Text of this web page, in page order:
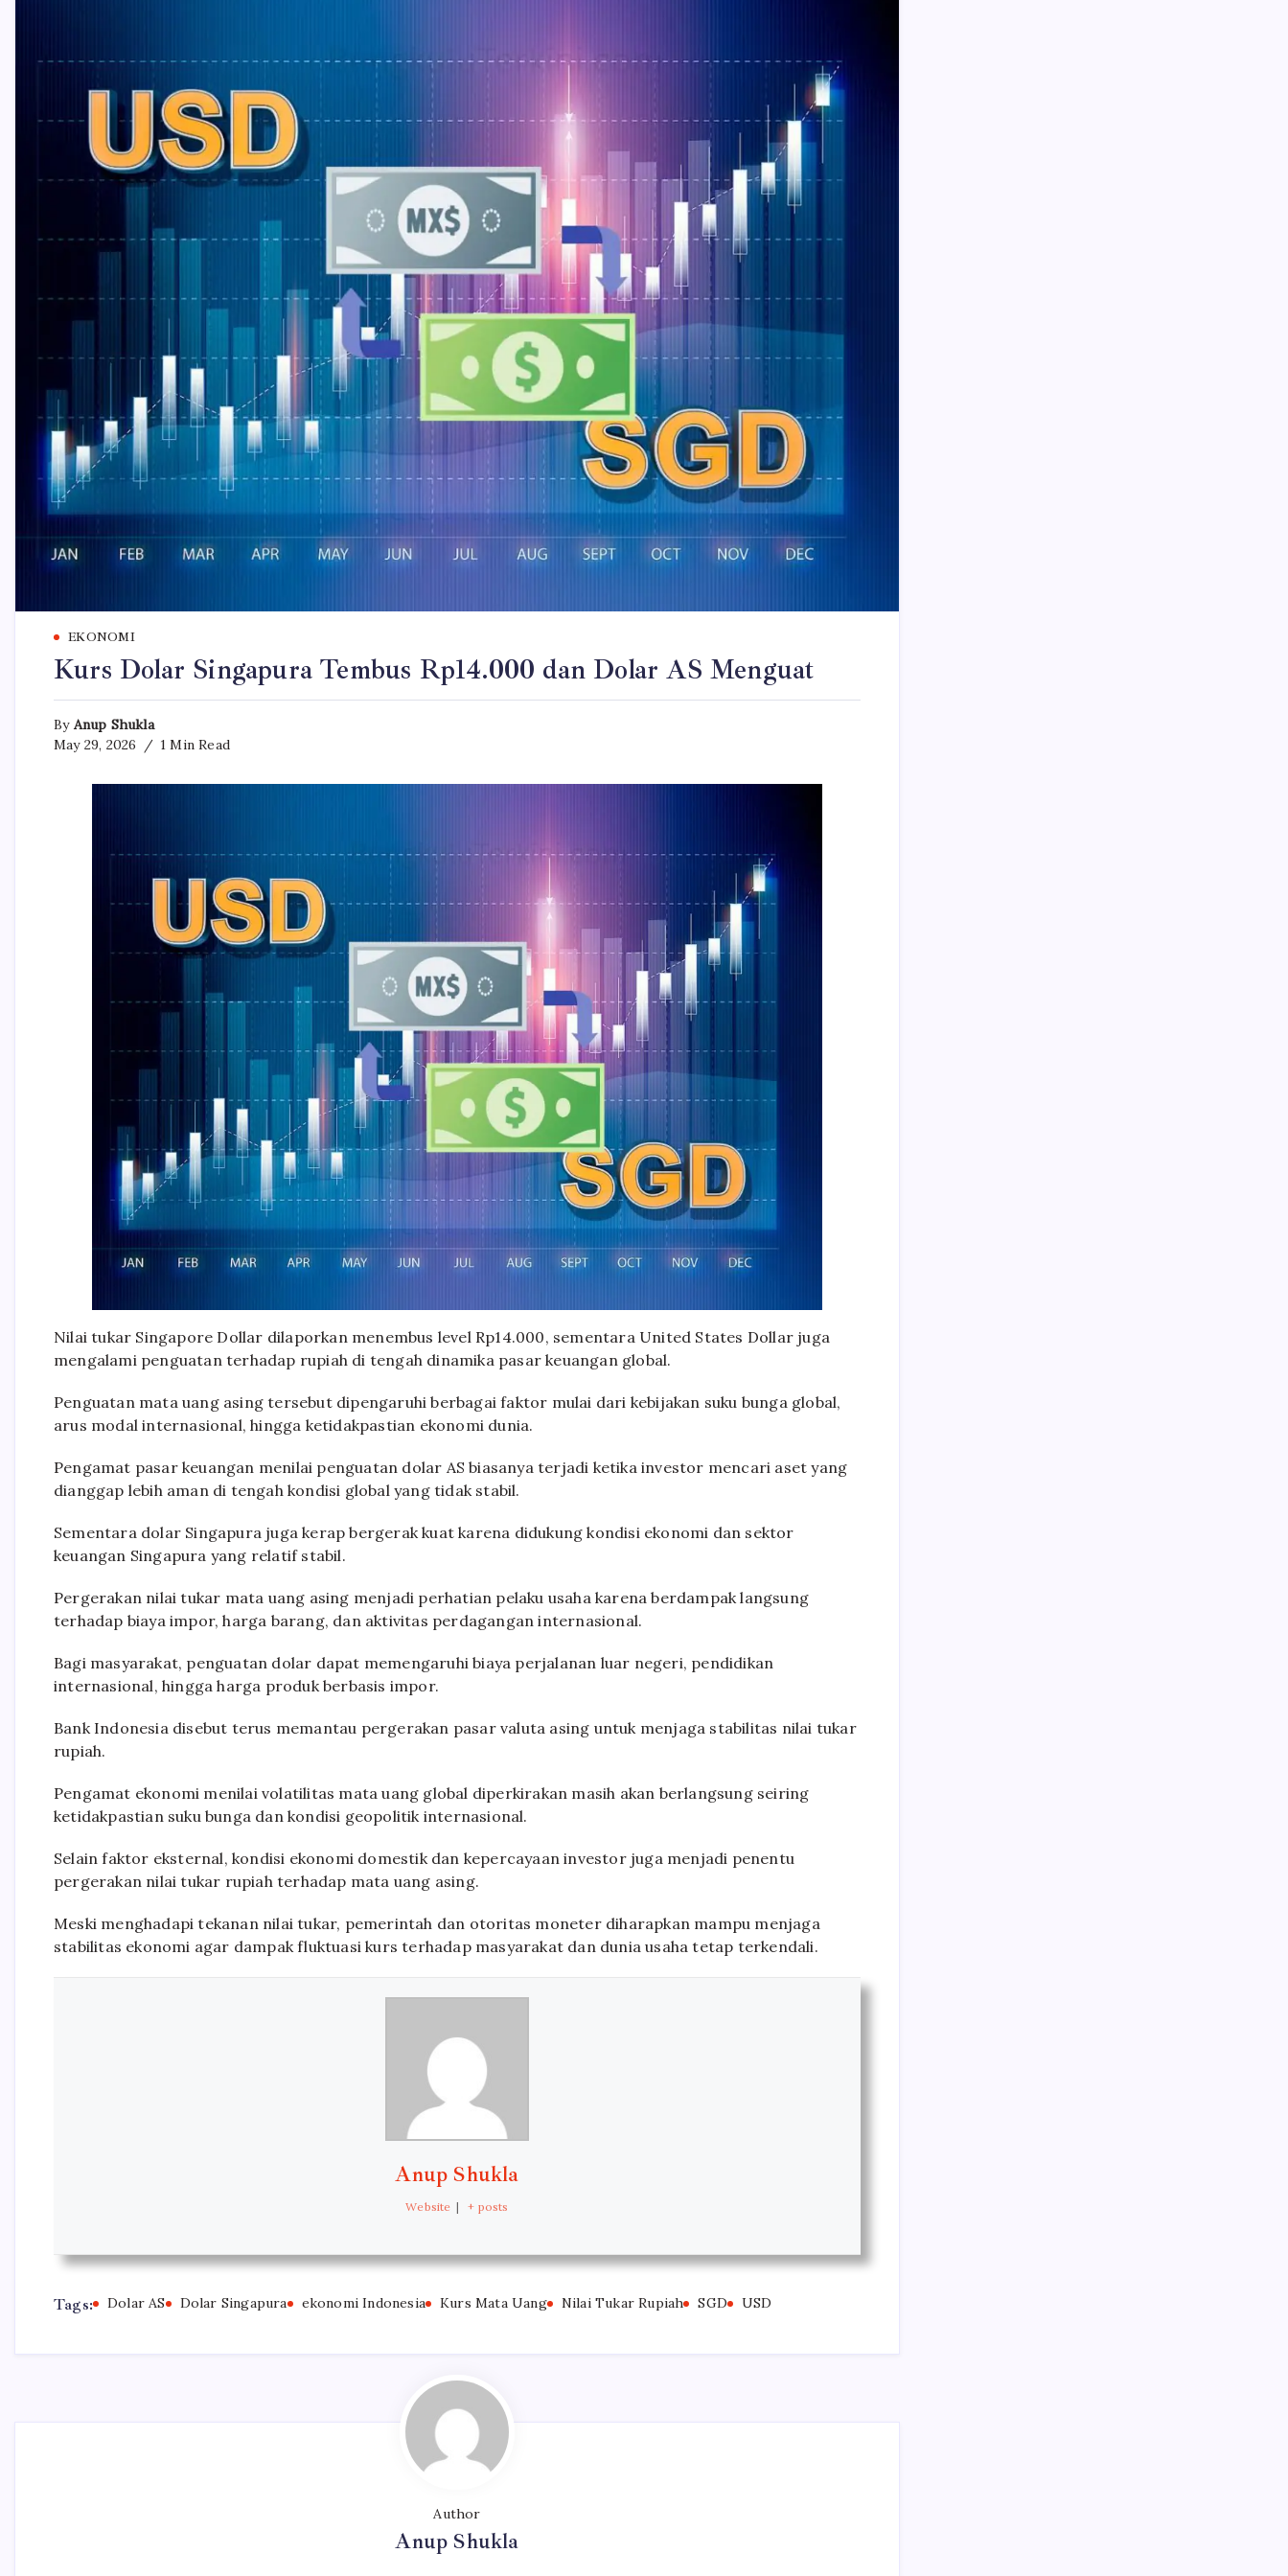
EKONOMI
Kurs Dolar Singapura Tembus Rp14.000 dan Dolar AS Menguat
By Anup Shukla
May 29, 2026
1 Min Read
Nilai tukar Singapore Dollar dilaporkan menembus level Rp14.000, sementara United States Dollar juga
mengalami penguatan terhadap rupiah di tengah dinamika pasar keuangan global.
Penguatan mata uang asing tersebut dipengaruhi berbagai faktor mulai dari kebijakan suku bunga global,
arus modal internasional, hingga ketidakpastian ekonomi dunia.
Pengamat pasar keuangan menilai penguatan dolar AS biasanya terjadi ketika investor mencari aset yang
dianggap lebih aman di tengah kondisi global yang tidak stabil.
Sementara dolar Singapura juga kerap bergerak kuat karena didukung kondisi ekonomi dan sektor
keuangan Singapura yang relatif stabil.
Pergerakan nilai tukar mata uang asing menjadi perhatian pelaku usaha karena berdampak langsung
terhadap biaya impor, harga barang, dan aktivitas perdagangan internasional.
Bagi masyarakat, penguatan dolar dapat memengaruhi biaya perjalanan luar negeri, pendidikan
internasional, hingga harga produk berbasis impor.
Bank Indonesia disebut terus memantau pergerakan pasar valuta asing untuk menjaga stabilitas nilai tukar
rupiah.
Pengamat ekonomi menilai volatilitas mata uang global diperkirakan masih akan berlangsung seiring
ketidakpastian suku bunga dan kondisi geopolitik internasional.
Selain faktor eksternal, kondisi ekonomi domestik dan kepercayaan investor juga menjadi penentu
pergerakan nilai tukar rupiah terhadap mata uang asing.
Meski menghadapi tekanan nilai tukar, pemerintah dan otoritas moneter diharapkan mampu menjaga
stabilitas ekonomi agar dampak fluktuasi kurs terhadap masyarakat dan dunia usaha tetap terkendali.
Anup Shukla
Website | + posts
Tags: Dolar AS Dolar Singapura ekonomi Indonesia Kurs Mata Uang Nilai Tukar Rupiah SGD USD
Author
Anup Shukla